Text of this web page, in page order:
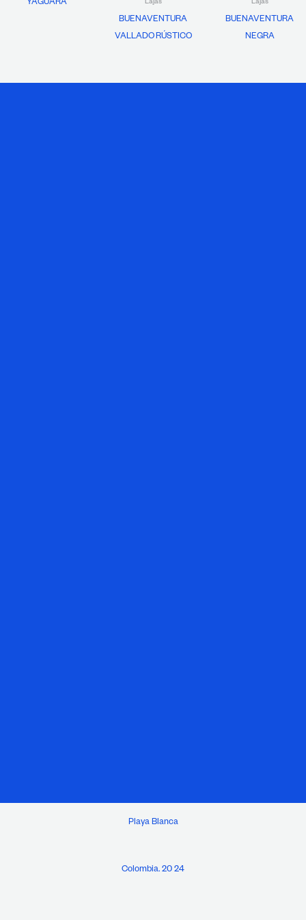
YAGUARÁ Lajas
BUENAVENTURA
VALLADO RÚSTICO
Lajas
BUENAVENTURA
NEGRA
Playa Blanca
Colombia. 20 24